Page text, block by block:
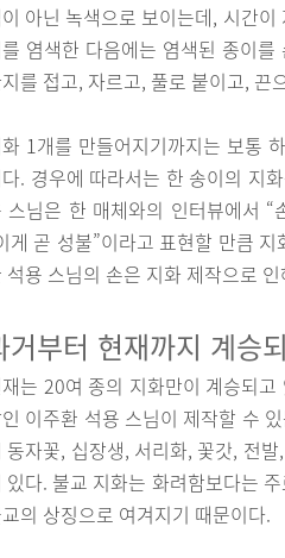
아닌 녹색으로 보이는데, 시간
염색한 다음에는 염색된 종이
를 접고, 자르고, 풀로 붙이고, 끈
1개를 만들어지기까지는 보통
. 경우에 따라서는 한 송이의 지
스님은 한 매체와의 인터뷰에서
게 곧 성불”이라고 표현할 만큼
석용 스님의 손은 지화 제작으로
거부터 현재까지 계승
는 20여 종의 지화만이 계승되
이주환 석용 스님이 제작할 수
동자꽃, 십장생, 서리화, 꽃갓, 전
있다. 불교 지화는 화려함보다는
의 상징으로 여겨지기 때문이다.